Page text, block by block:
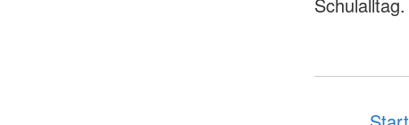
Schulalltag.